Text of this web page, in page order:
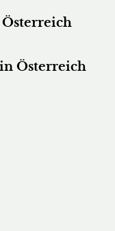
Österreich